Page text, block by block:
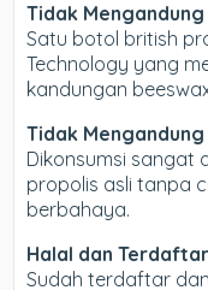
Tidak
Satu botol british
Technology yang
kandungan
Tidak Mengandung
Dikonsumsi sangat
propolis asli tanpa
berbahaya.
Halal dan
Sudah terdaftar